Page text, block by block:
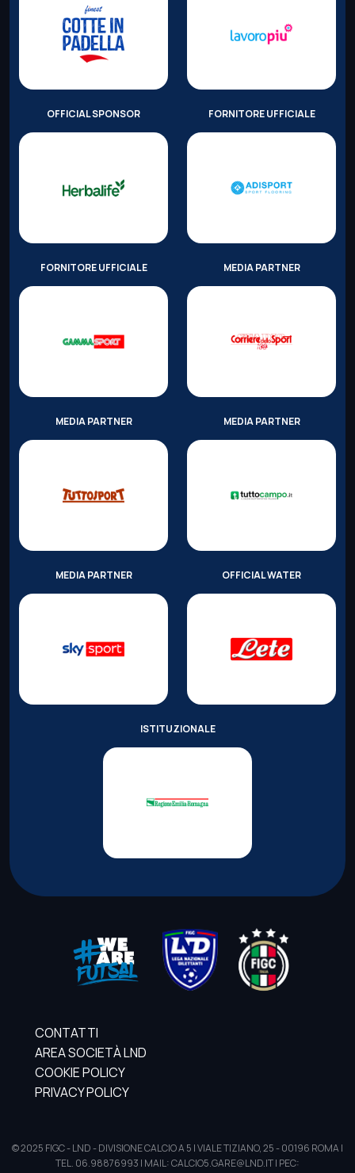
OFFICIAL SPONSOR FORNITORE UFFICIALE
FORNITORE UFFICIALE MEDIA PARTNER
MEDIA PARTNER MEDIA PARTNER
MEDIA PARTNER OFFICIAL WATER
ISTITUZIONALE
CONTATTI
AREA SOCIETÀ LND
COOKIE POLICY
PRIVACY POLICY
© 2025 FIGC - LND - DIVISIONE CALCIO A 5 | VIALE TIZIANO, 25 - 00196 ROMA |
TEL. 06.98876993 | MAIL: CALCIO5.GARE@LND.IT | PEC: